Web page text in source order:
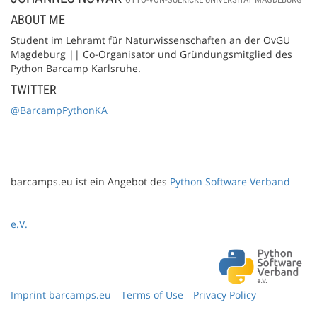
ABOUT ME
Student im Lehramt für Naturwissenschaften an der OvGU
Magdeburg || Co-Organisator und Gründungsmitglied des
Python Barcamp Karlsruhe.
TWITTER
@BarcampPythonKA
barcamps.eu ist ein Angebot des Python Software Verband
e.V.
Imprint barcamps.eu Terms of Use Privacy Policy